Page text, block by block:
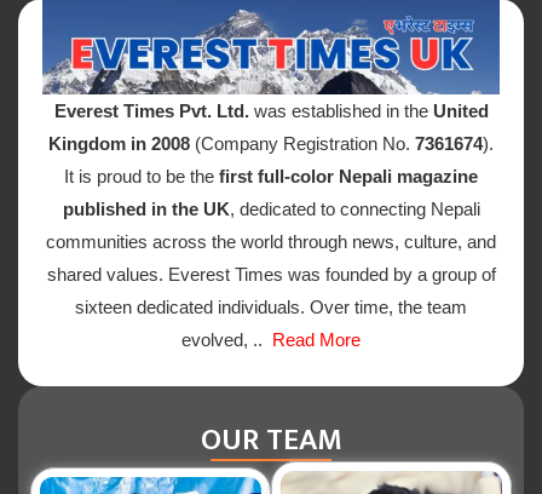
Everest Times Pvt. Ltd. was established in the United
Kingdom in 2008 (Company Registration No. 7361674).
It is proud to be the first full-color Nepali magazine
published in the UK, dedicated to connecting Nepali
communities across the world through news, culture, and
shared values. Everest Times was founded by a group of
sixteen dedicated individuals. Over time, the team
evolved, .. Read More
OUR TEAM